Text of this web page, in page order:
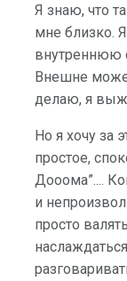
Я знаю, что
мне близко.
внутреннюю
Внешне
делаю, я
Но я хочу за
простое,
Дооома”....
и
просто